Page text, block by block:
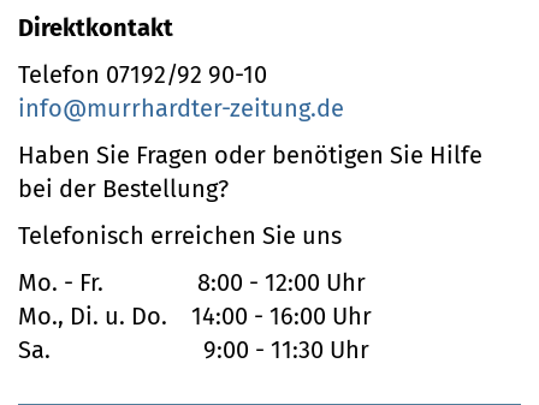
Direktkontakt
Telefon 07192/92 90-10
info@murrhardter-zeitung.de
Haben Sie Fragen oder benötigen Sie Hilfe
bei der Bestellung?
Telefonisch erreichen Sie uns
Mo. - Fr.
8:00 - 12:00 Uhr
Mo., Di. u. Do.
14:00 - 16:00 Uhr
Sa.
9:00 - 11:30 Uhr